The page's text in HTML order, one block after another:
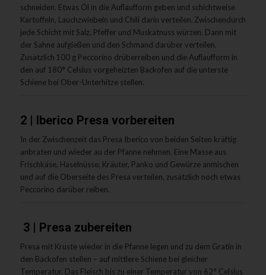
schneiden. Etwas Öl in die Auflaufform geben und schichtweise
Kartoffeln, Lauchzwiebeln und Chili darin verteilen. Zwischendurch
jede Schicht mit Salz, Pfeffer und Muskatnuss würzen. Dann mit
der Sahne aufgießen und den Schmand darüberverteilen.
Zusätzlich 100 g Peccorino drüberreiben und die Auflaufform in
den auf 180° Celsius vorgeheizten Backofen auf die unterste
Schienebei Ober-Unterhitze stellen.
2 | Iberico Presa vorbereiten
In der Zwischenzeit das Presa Iberico von beiden Seiten kräftig
anbraten und wieder au der Pfanne nehmen. Eine Masse aus
Frischkäse, Haselnüsse, Kräuter, Panko und Gewürze anmischen
und auf die Oberseite des Presa verteilen, zusätzlich noch etwas
Peccorino darüber reiben.
3 | Presa zubereiten
Presa mit Kruste wieder in die Pfanne legen und zu dem Gratin in
den Backofen stellen – auf mittlere Schienebei gleicher
Temperatur. Das Fleisch bis zu einer Temperatur von 62° Celsius